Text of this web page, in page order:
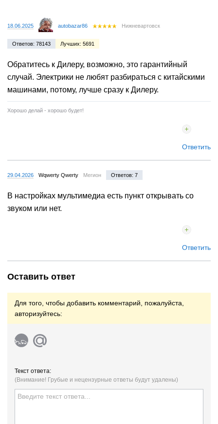
18.06.2025 autobazar86 Нижневартовск
Ответов: 78143 Лучших: 5691
Обратитесь к Дилеру, возможно, это гарантийный
случай. Электрики не любят разбираться с китайскими
машинами, потому, лучше сразу к Дилеру.
Хорошо делай - хорошо будет!
Ответить
29.04.2026 Wqwerty Qwerty Мегион Ответов: 7
В настройках мультимедиа есть пункт открывать со
звуком или нет.
Ответить
Оставить ответ
Для того, чтобы добавить комментарий, пожалуйста,
авторизуйтесь:
Текст ответа:
(Внимание! Грубые и нецензурные ответы будут удалены)